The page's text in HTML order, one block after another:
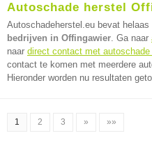
Autoschade herstel
Autoschadeherstel.eu bevat helaas
bedrijven in Offingawier. Ga naar
naar direct contact met
contact te komen met meerdere
Hieronder worden nu resultaten
1 2 3 » »»